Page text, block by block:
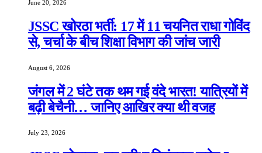
June 20, 2026
JSSC खोरठा भर्ती: 17 में 11 चयनित राधा गोविंद
से, चर्चा के बीच शिक्षा विभाग की जांच जारी
August 6, 2026
जंगल में 2 घंटे तक थम गई वंदे भारत! यात्रियों में
बढ़ी बेचैनी… जानिए आखिर क्या थी वजह
July 23, 2026